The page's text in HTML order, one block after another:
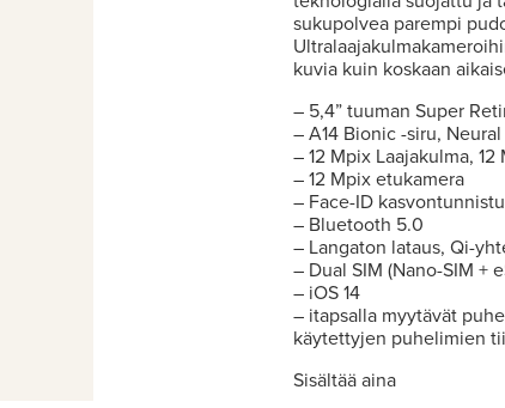
sukupolvea parempi
kuvia kuin koskaan
– 5,4” tuuman Super
– A14 Bionic -siru,
– 12 Mpix Laajakulma,
– 12 Mpix etukamera
– Face-ID
– Bluetooth 5.0
– Langaton lataus, Qi-
– Dual SIM (Nano-SIM +
– iOS 14
– itapsalla myytävät
käytettyjen puhelimien
Sisältää aina